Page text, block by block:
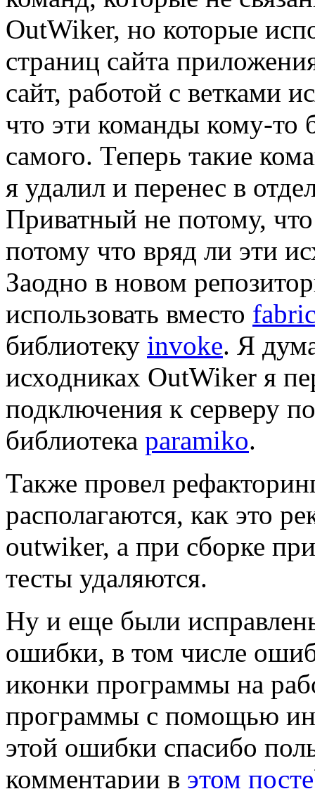
OutWiker, но которые
страниц сайта
сайт, работой с ветками
что эти команды кому-то
самого. Теперь такие
я удалил и перенес в
Приватный не потому,
потому что вряд ли эти
Заодно в новом
использовать вместо
библиотеку invoke. Я
исходниках OutWiker я
подключения к серверу
библиотека paramiko.
Также провел
располагаются, как это
outwiker, а при сборке
тесты удаляются.
Ну и еще были
ошибки, в том числе
иконки программы на
программы с помощью
этой ошибки спасибо
комментарии в этом посте